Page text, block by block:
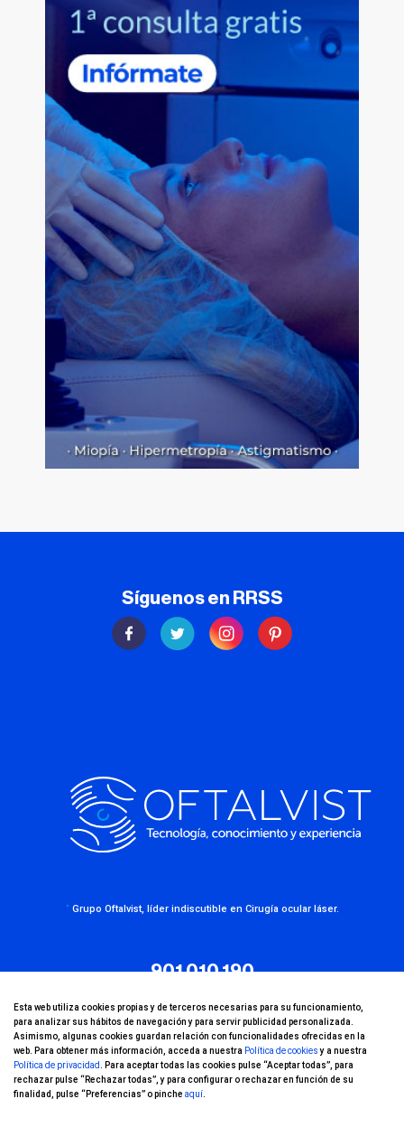
Síguenos en RRSS
· Grupo Oftalvist, líder indiscutible en Cirugía ocular láser.
901 010 190
Encuentra tu clínica
¿Quiénes somos?
Esta web utiliza cookies propias y de terceros necesarias para su funcionamiento,
para analizar sus hábitos de navegación y para servir publicidad personalizada.
Asimismo, algunas cookies guardan relación con funcionalidades ofrecidas en la
web. Para obtener más información, acceda a nuestra Política de cookiesy a nuestra
Política de privacidad
. Para aceptar todas las cookies pulse “Aceptar todas”, para
rechazar pulse “Rechazar todas”, y para configurar o rechazar en función de su
finalidad, pulse “Preferencias” o pinche aquí